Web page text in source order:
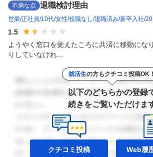
不満な点 退職検討理由
営業 正社員 10代 女性 役職なし 退職済み 新卒入社
1.5
ようやく窓口を覚えたころに共済に移動にな
りしていなけれ...
就活生の方もクチコミ投稿OK！
以下のどちらかの登録
続きをご覧いただけま
クチコミ投稿 Web履